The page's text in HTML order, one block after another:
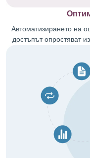
Автоматизирането на
достъпът опростяват